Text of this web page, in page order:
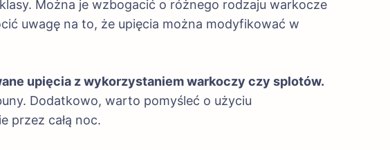
Można je wzbogacić o różnego rodzaju warkocze
uwagę na to, że upięcia można modyfikować w
upięcia z wykorzystaniem warkoczy czy splotów.
Dodatkowo, warto pomyśleć o użyciu
przez całą noc.